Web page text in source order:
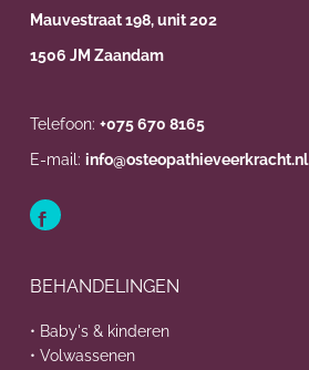
Mauvestraat 198, unit 202
1506 JM Zaandam
Telefoon: +075 670 8165
E-mail: info@osteopathieveerkracht.nl
BEHANDELINGEN
• Baby's & kinderen
• Volwassenen